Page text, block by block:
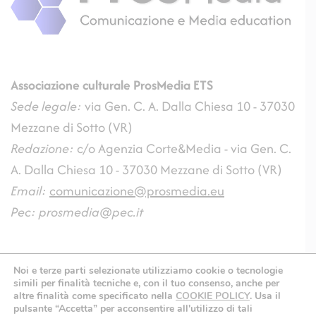
Associazione culturale ProsMediaETS
Sede legale: via Gen. C. A. Dalla Chiesa 10 - 37030
Mezzane di Sotto (VR)
Redazione: c/o Agenzia Corte&Media - via Gen. C.
A. Dalla Chiesa 10 - 37030 Mezzane di Sotto (VR)
Email: comunicazione@prosmedia.eu
Pec: prosmedia@pec.it
ProsMedia 2008-2026 All Rights Reserved | Associazione culturale
ProsMedia ETS - CF: 04593050232 - P.IVA
18101910114839363 |Privacy Policy -Cookie Policy
Noi e terze parti selezionate utilizziamo cookie o tecnologie
simili per finalità tecniche e, con il tuo consenso, anche per
altre finalità come specificato nella COOKIE POLICY. Usa il
pulsante “Accetta” per acconsentire all'utilizzo di tali